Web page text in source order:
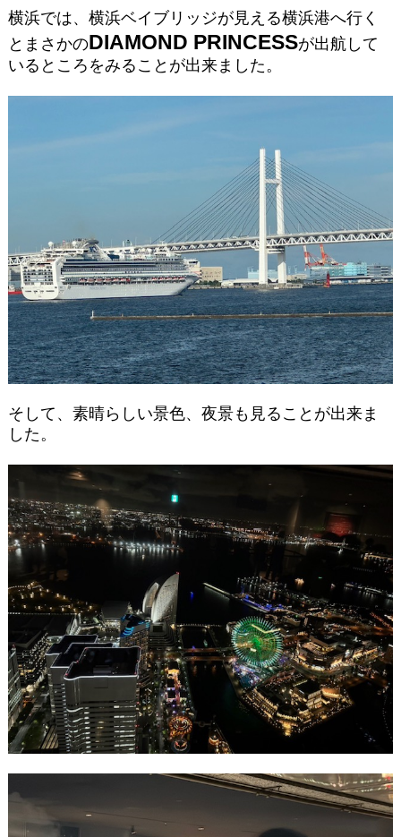
横浜では、横浜ベイブリッジが見える横浜港へ行く
とまさかのDIAMOND PRINCESSが出航して
いるところをみることが出来ました。
そして、素晴らしい景色、夜景も見ることが出来ま
した。